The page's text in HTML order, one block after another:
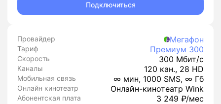
Подключиться
Провайдер Мегафон
Тариф Премиум 300
Скорость 300 Мбит/с
Каналы 120 кан., 28 HD
Мобильная связь ∞ мин, 1000 SMS, ∞ Гб
Онлайн кинотеатр Онлайн-кинотеатр Wink
Абонентская плата 3 249 ₽/мес